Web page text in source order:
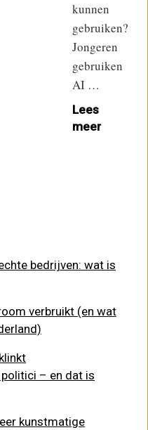
kunnen
gebruiken?
Jongeren
gebruiken
AI …
Lees
meer
bedrijven: wat is
verbruikt (en wat
– en dat is
kunstmatige